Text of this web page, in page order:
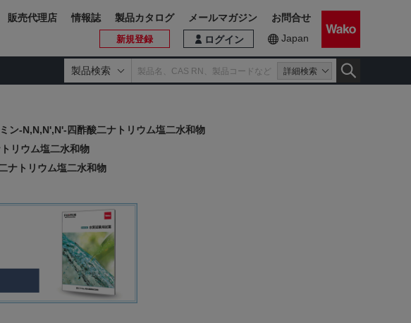
製品検索 詳細検索
ログイン
新規登録 Japan
販売代理店 情報誌 製品カタログ メールマガジン お問合せ
ン-N,N,N',N'-四酢酸二ナトリウム塩二水和物
リウム塩二水和物
ナトリウム塩二水和物